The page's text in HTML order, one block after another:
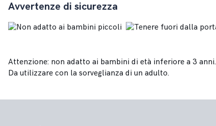
Avvertenze di sicurezza
Attenzione: non adatto ai bambini di età inferiore a 3 anni.
Da utilizzare con la sorveglianza di un adulto.